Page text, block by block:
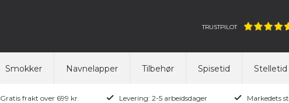
TRUSTPILOT
Smokker Navnelapper Tilbehør Spisetid Stelletid
Gratis frakt over 699 kr. Levering: 2-5 arbeidsdager Markedets